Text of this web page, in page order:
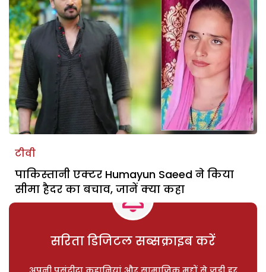
टीवी
पाकिस्तानी एक्टर Humayun Saeed ने किया
सीमा हैदर का बचाव, जानें क्या कहा
सरिता डिजिटल सब्सक्राइब करें